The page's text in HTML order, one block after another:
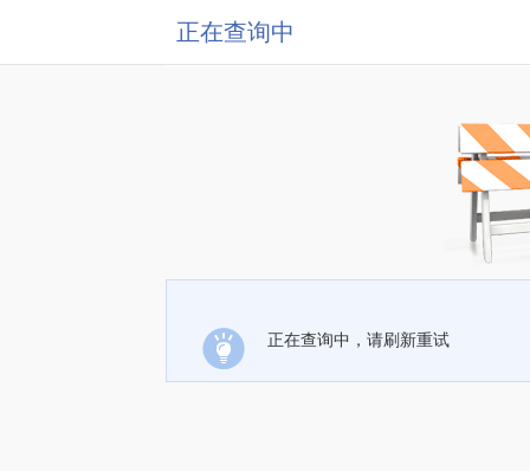
正在查询中
正在查询中，请刷新重试